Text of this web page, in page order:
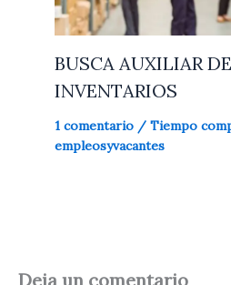
BUSCA AUXILIAR
INVENTARIOS
1 comentario / Tiempo
empleosyvacantes
Deja un comentario